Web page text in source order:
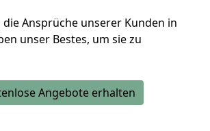
Ansprüche unserer Kunden in
unser Bestes, um sie zu
Angebote erhalten